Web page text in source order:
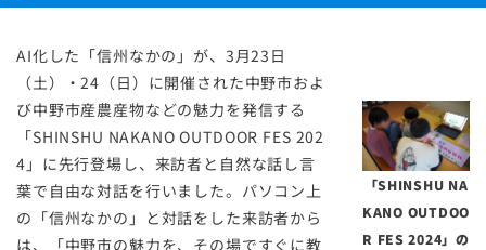
AI化した「信州なかの」が、3月23日
（土）・24（日）に開催された中野市およ
び中野市産農産物などの魅力を発信する
「SHINSHU NAKANO OUTDOOR FES 202
4」に先行登場し、来訪者と自然な話し言
葉で自由な対話を行いました。パソコン上
の「信州なかの」と対話をした来訪者から
は、「中野市の魅力を、その場ですぐに教
「SHINSHU NA
KANO OUTDOO
R FES 2024」の